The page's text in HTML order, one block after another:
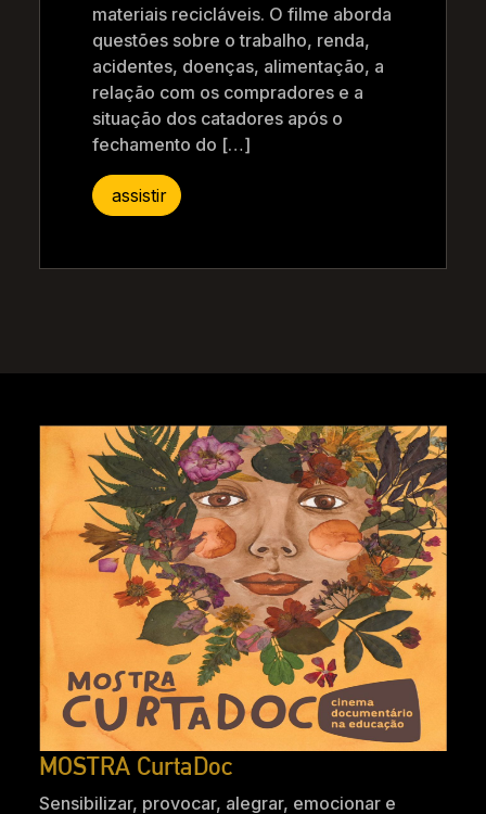
materiais recicláveis. O filme aborda
questões sobre o trabalho, renda,
acidentes, doenças, alimentação, a
relação com os compradores e a
situação dos catadores após o
fechamento do […]
assistir
MOSTRA CurtaDoc
Sensibilizar, provocar, alegrar, emocionar e